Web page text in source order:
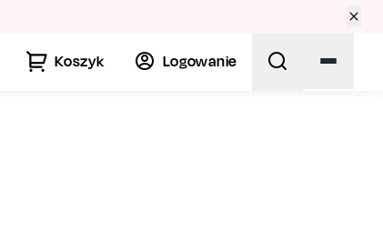
Koszyk Logowanie